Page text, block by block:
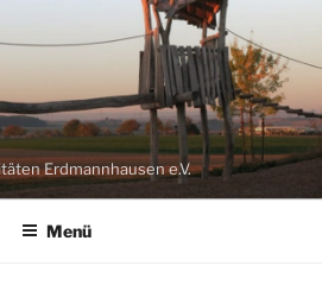
Erdmannhausen e.V.
Menü